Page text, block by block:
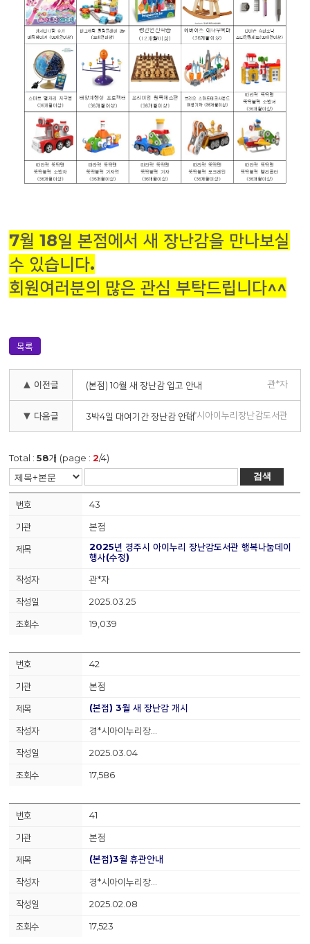
7월 18일 본점에서 새 장난감을 만나보실
수 있습니다.
회원여러분의 많은 관심 부탁드립니다^^
목록
▲ 이전글 (본점) 10월 새 장난감 입고 안내 관*자
▼ 다음글 3박4일 대여기간 장난감 안내경*시아이누리장난감도서관
Total :58개 (page :2/4)
검색
43
본점
2025년 경주시 아이누리 장난감도서관 행복나눔데이
행사(수정)
관*자
2025.03.25
19,039
42
본점
(본점) 3월 새 장난감 개시
경*시아이누리장…
2025.03.04
17,586
41
본점
(본점)3월 휴관안내
경*시아이누리장…
2025.02.08
17,523